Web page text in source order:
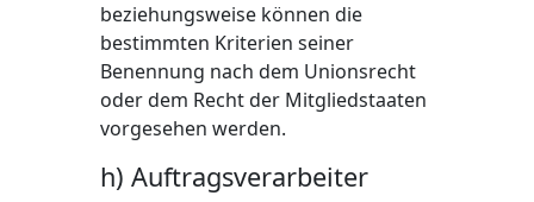
beziehungsweise können die
bestimmten Kriterien seiner
Benennung nach dem Unionsrecht
oder dem Recht der Mitgliedstaaten
vorgesehen werden.
h) Auftragsverarbeiter